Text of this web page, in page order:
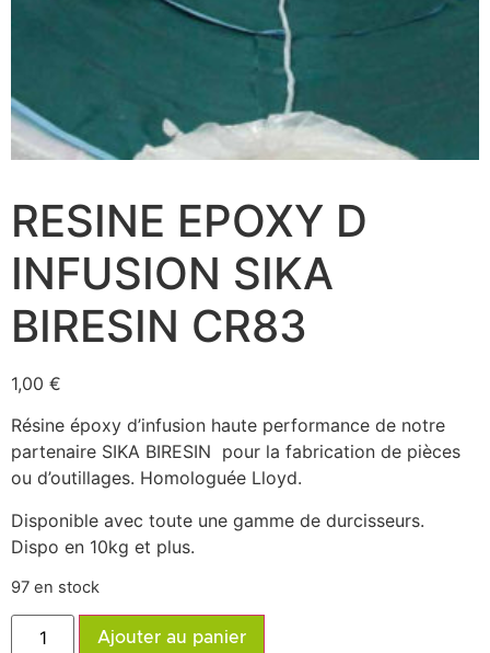
RESINE EPOXY D
INFUSION SIKA
BIRESIN CR83
1,00 €
Résine époxy d’infusion haute performance de notre
partenaire SIKA BIRESIN pour la fabrication de pièces
ou d’outillages. Homologuée Lloyd.
Disponible avec toute une gamme de durcisseurs.
Dispo en 10kg et plus.
97 en stock
Ajouter au panier